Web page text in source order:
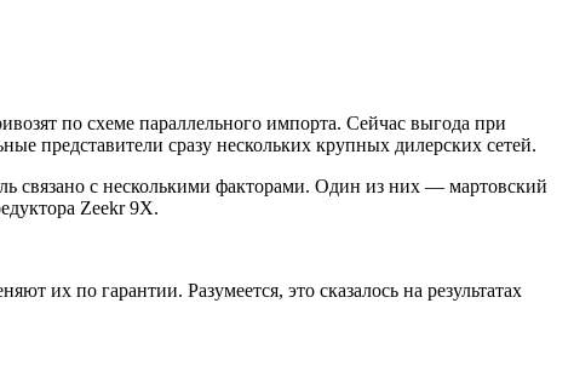
по схеме параллельного импорта. Сейчас выгода при
представители сразу нескольких крупных дилерских сетей.
связано с несколькими факторами. Один из них — мартовский
Zeekr 9X.
их по гарантии. Разумеется, это сказалось на результатах